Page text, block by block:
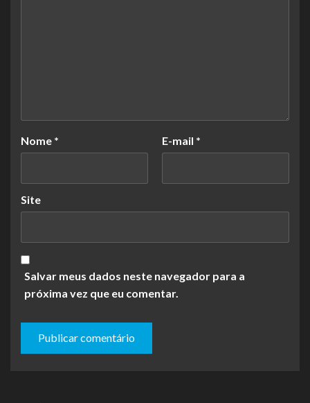
Nome * E-mail *
Site
Salvar meus dados neste navegador para a
próxima vez que eu comentar.